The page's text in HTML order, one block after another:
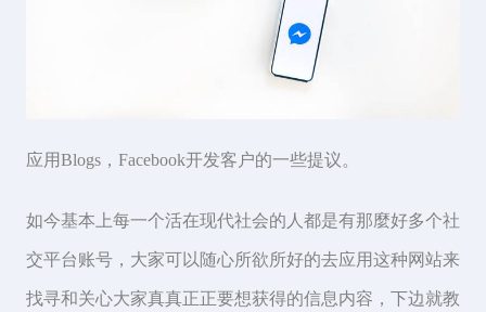
应用Blogs，Facebook开发客户的一些提议。
如今基本上每一个活在现代社会的人都是有那麼好多个社
交平台账号，大家可以随心所欲所好的去应用这种网站来
找寻和关心大家真真正正要想获得的信息内容，下边就教